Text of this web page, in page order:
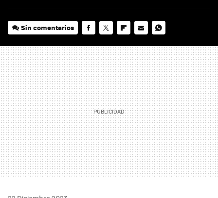
Sin comentarios
MAIL